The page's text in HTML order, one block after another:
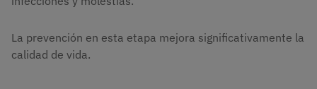
La prevención en esta etapa mejora significativamente la
calidad de vida.